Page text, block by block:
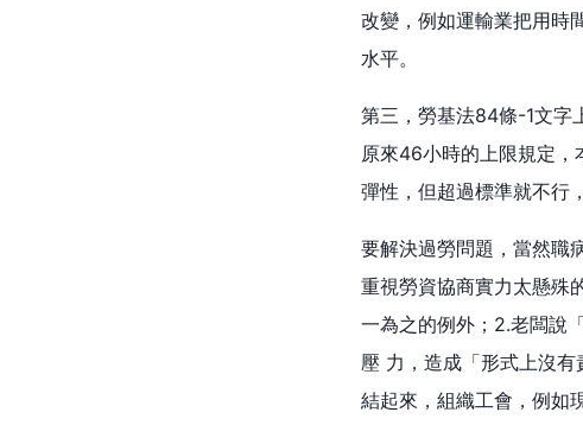
改變，例如運輸業把用時
水平。
第三，勞基法84條-1文字
原來46小時的上限規定，
彈性，但超過標準就不行
要解決過勞問題，當然職
重視勞資協商實力太懸殊
一為之的例外；2.老闆說
壓 力，造成「形式上沒
結起來，組織工會，例如